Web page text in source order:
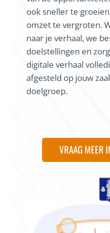
ook sneller te
omzet te vergroten.
naar je verhaal, we
doelstellingen en
digitale verhaal
afgesteld op jouw
doelgroep.
VRAAG MEER